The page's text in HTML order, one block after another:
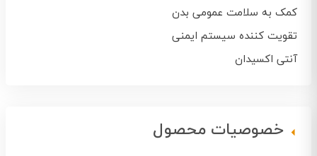
کمک به سلامت عمومی بدن
تقویت کننده سیستم ایمنی
آنتی اکسیدان
خصوصیات محصول